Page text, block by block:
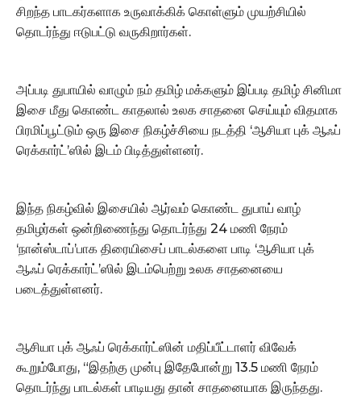
சிறந்த பாடகர்களாக உருவாக்கிக் கொள்ளும் முயற்சியில்
தொடர்ந்து ஈடுபட்டு வருகிறார்கள்.
அப்படி துபாயில் வாழும் நம் தமிழ் மக்களும் இப்படி தமிழ் சினிமா
இசை மீது கொண்ட காதலால் உலக சாதனை செய்யும் விதமாக
பிரமிப்பூட்டும் ஒரு இசை நிகழ்ச்சியை நடத்தி ‘ஆசியா புக் ஆஃப்
ரெக்கார்ட்’ஸில் இடம் பிடித்துள்ளனர்.
இந்த நிகழ்வில் இசையில் ஆர்வம் கொண்ட துபாய் வாழ்
தமிழர்கள் ஒன்றிணைந்து தொடர்ந்து 24 மணி நேரம்
‘நான்ஸ்டாப்’பாக திரையிசைப் பாடல்களை பாடி ‘ஆசியா புக்
ஆஃப் ரெக்கார்ட்’ஸில் இடம்பெற்று உலக சாதனையை
படைத்துள்ளனர்.
ஆசியா புக் ஆஃப் ரெக்கார்ட்ஸின் மதிப்பீட்டாளர் விவேக்
கூறும்போது, “இதற்கு முன்பு இதேபோன்று 13.5 மணி நேரம்
தொடர்ந்து பாடல்கள் பாடியது தான் சாதனையாக இருந்தது.